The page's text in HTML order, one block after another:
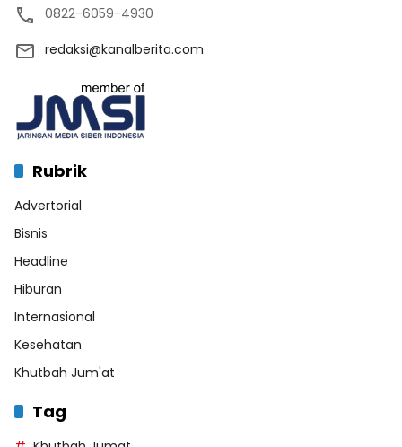
0822-6059-4930
redaksi@kanalberita.com
Rubrik
Advertorial
Bisnis
Headline
Hiburan
Internasional
Kesehatan
Khutbah Jum'at
Tag